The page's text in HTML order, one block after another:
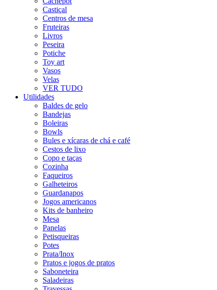
Castiçal
Centros de mesa
Fruteiras
Livros
Peseira
Potiche
Toy art
Vasos
Velas
VER TUDO
Utilidades
Baldes de gelo
Bandejas
Boleiras
Bowls
Bules e xícaras de chá e café
Cestos de lixo
Copo e taças
Cozinha
Faqueiros
Galheteiros
Guardanapos
Jogos americanos
Kits de banheiro
Mesa
Panelas
Petisqueiras
Potes
Prata/Inox
Pratos e jogos de pratos
Saboneteira
Saladeiras